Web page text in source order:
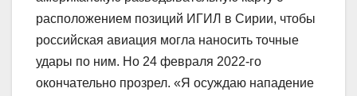
расположением позиций ИГИЛ в Сирии, чтобы
российская авиация могла наносить точные
удары по ним. Но 24 февраля 2022-го
окончательно прозрел. «Я осуждаю нападение